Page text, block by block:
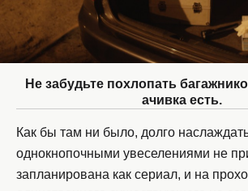
Не забудьте похлопать
ачивка есть.
Как бы там ни было, долго
однокнопочными увеселениями не
запланирована как сериал, и на